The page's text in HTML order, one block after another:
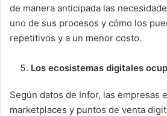
de manera anticipada las
uno de sus procesos y cómo los
repetitivos y a un menor costo.
Los ecosistemas digitales
Según datos de Infor, las empresas
marketplaces y puntos de venta